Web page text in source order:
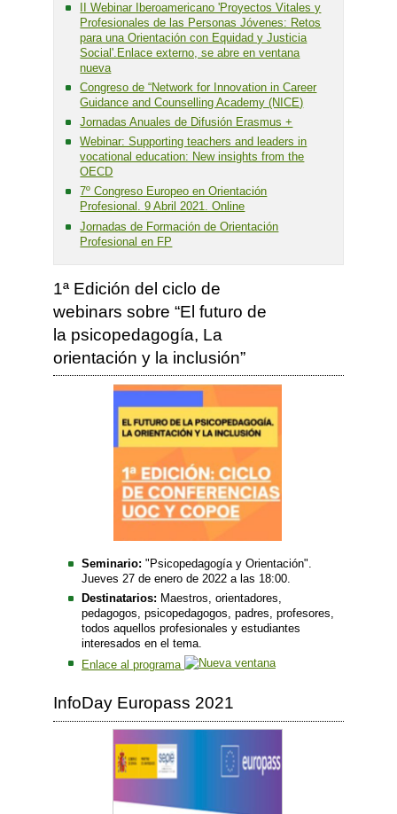
II Webinar Iberoamericano 'Proyectos Vitales y
Profesionales de las Personas Jóvenes: Retos
para una Orientación con Equidad y Justicia
Social'.Enlace externo, se abre en ventana
nueva
Congreso de “Network for Innovation in Career
Guidance and Counselling Academy (NICE)
Jornadas Anuales de Difusión Erasmus +
Webinar: Supporting teachers and leaders in
vocational education: New insights from the
OECD
7º Congreso Europeo en Orientación
Profesional. 9 Abril 2021. Online
Jornadas de Formación de Orientación
Profesional en FP
1ª Edición del ciclo de
webinars sobre “El futuro de
la psicopedagogía, La
orientación y la inclusión”
Seminario: "Psicopedagogía y Orientación".
Jueves 27 de enero de 2022 a las 18:00.
Destinatarios: Maestros, orientadores,
pedagogos, psicopedagogos, padres, profesores,
todos aquellos profesionales y estudiantes
interesados en el tema.
Enlace al programa
InfoDay Europass 2021